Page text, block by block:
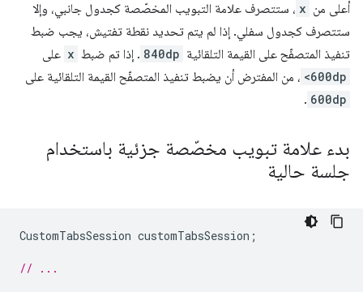
أعلى من x ، ستتصرف علامة التبويب المخصّصة كجدول جانبي، وإلا
ستتصرف كجدول سفلي. إذا لم يتم تحديد نقطة تفتيش، يجب ضبط
تنفيذ المتصفّح على القيمة التلقائية 840dp . إذا تم ضبط x على
<600dp ، من المفترض أن يضبط تنفيذ المتصفّح القيمة التلقائية على
600dp
.
بدء علامة تبويب مخصّصة جزئية باستخدام
جلسة حالية
CustomTabsSession customTabsSession ;
// ...